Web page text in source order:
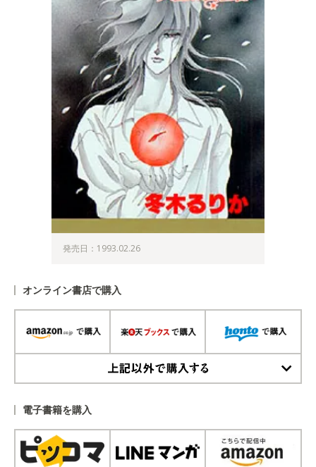
発売日：1993.02.26
オンライン書店で購入
電子書籍を購入